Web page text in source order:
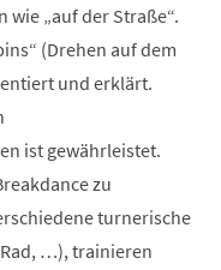
„auf der Straße“.
(Drehen auf dem
und erklärt.
ist gewährleistet.
zu
turnerische
…), trainieren